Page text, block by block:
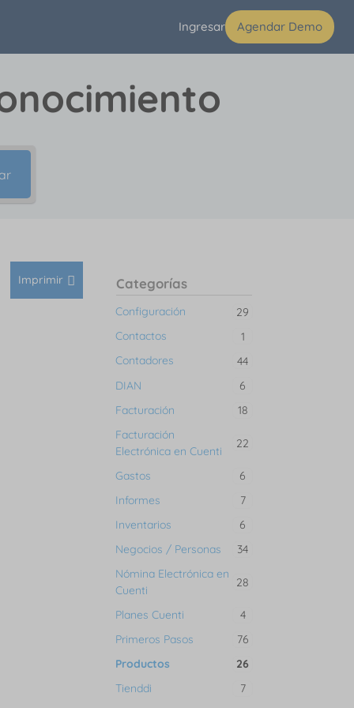
Ingresar Agendar Demo
Imprimir Categorías
Configuración
29
Contactos
1
Contadores
44
DIAN
6
Facturación
18
Facturación
Electrónica en Cuenti
22
Gastos
6
Informes
7
Inventarios
6
Negocios / Personas
34
Nómina Electrónica en
Cuenti
28
Planes Cuenti
4
Primeros Pasos
76
Productos
26
Tienddi
7